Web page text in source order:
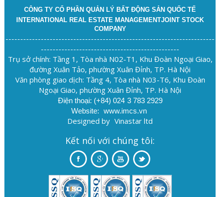
CÔNG TY CỔ PHẦN QUẢN LÝ BẤT ĐỘNG SẢN QUỐC TẾ
INTERNATIONAL REAL ESTATE MANAGEMENTJOINT STOCK
COMPANY
-----------------------------------------------------------------------
-----------------------------------------------
Trụ sở chính: Tầng 1, Tòa nhà N02-T1, Khu Đoàn Ngoại Giao,
đường Xuân Tảo, phường Xuân Đỉnh, TP. Hà Nội
Văn phòng giao dịch: Tầng 4, Tòa nhà N03-T6, Khu Đoàn
Ngoại Giao, phường Xuân Đỉnh, TP. Hà Nội
Điện thoại: (+84) 024 3 783 2929
Website: www.imcs.vn
Designed by Vinastar ltd
Kết nối với chúng tôi: